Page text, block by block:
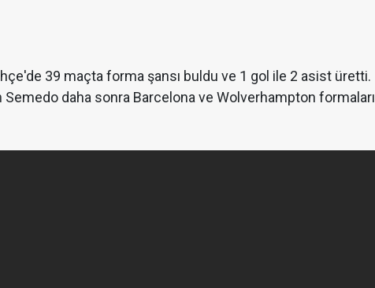
39 maçta forma şansı buldu ve 1 gol ile 2 asist üretti.
daha sonra Barcelona ve Wolverhampton formaları